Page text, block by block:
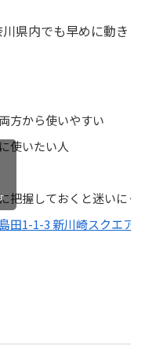
県内でも早めに動き
方から使いやすい
使いたい人
把握しておくと迷いにく
田1-1-3 新川崎スクエア